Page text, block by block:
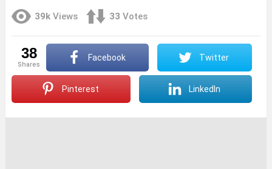
39k Views 33 Votes
38
shares
Facebook Twitter
Pinterest LinkedIn